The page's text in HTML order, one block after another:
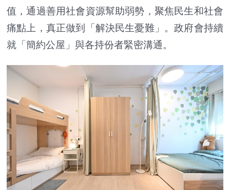
值，通過善用社會資源幫助弱勢，聚焦民生和社會
痛點上，真正做到「解決民生憂難」。政府會持續
就「簡約公屋」與各持份者緊密溝通。